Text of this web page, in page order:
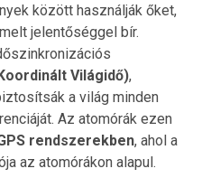
között használják őket,
jelentőséggel bír.
Világidő),
a világ minden
Az atomórák ezen
rendszerekben, ahol a
az atomórákon alapul.